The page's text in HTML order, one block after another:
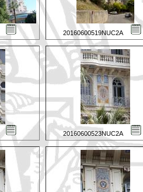
20160600519NUC2A
20160600523NUC2A